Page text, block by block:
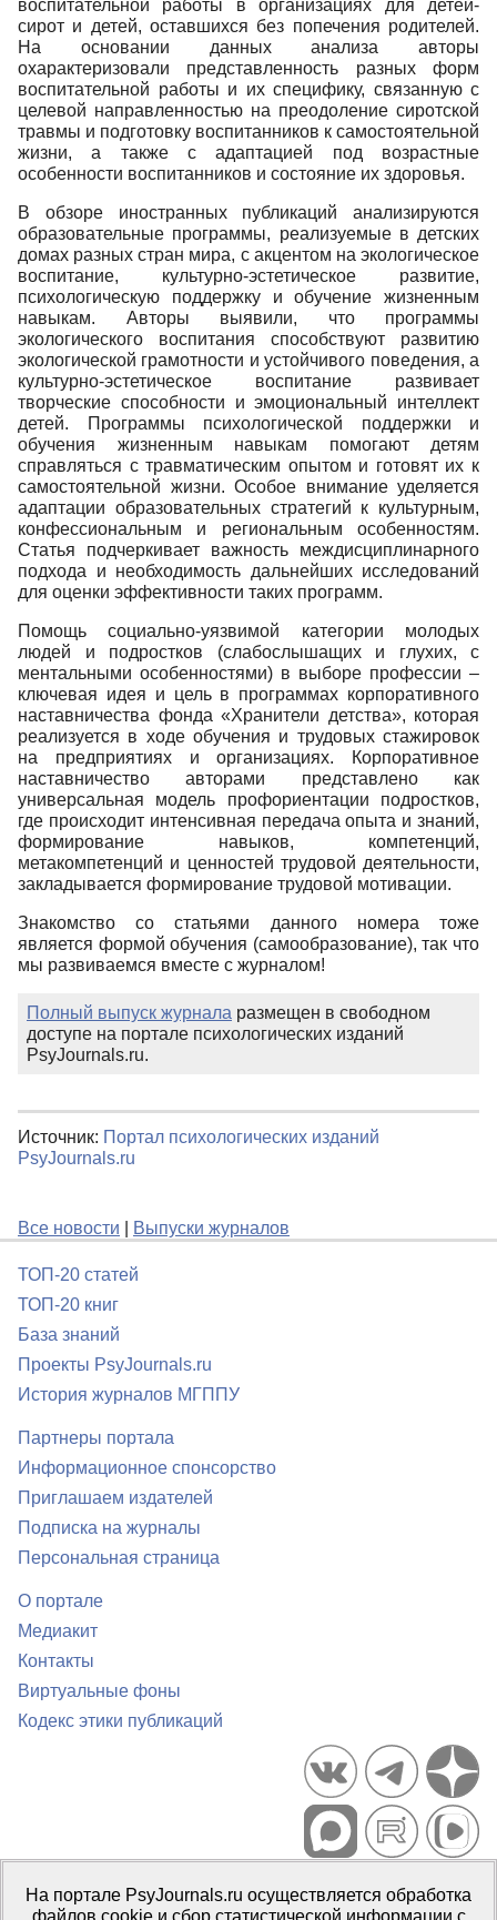
воспитательной работы в организациях для детей-
сирот и детей, оставшихся без попечения родителей.
На основании данных анализа авторы
охарактеризовали представленность разных форм
воспитательной работы и их специфику, связанную с
целевой направленностью на преодоление сиротской
травмы и подготовку воспитанников к самостоятельной
жизни, а также с адаптацией под возрастные
особенности воспитанников и состояние их здоровья.
В обзоре иностранных публикаций анализируются
образовательные программы, реализуемые в детских
домах разных стран мира, с акцентом на экологическое
воспитание, культурно-эстетическое развитие,
психологическую поддержку и обучение жизненным
навыкам. Авторы выявили, что программы
экологического воспитания способствуют развитию
экологической грамотности и устойчивого поведения, а
культурно-эстетическое воспитание развивает
творческие способности и эмоциональный интеллект
детей. Программы психологической поддержки и
обучения жизненным навыкам помогают детям
справляться с травматическим опытом и готовят их к
самостоятельной жизни. Особое внимание уделяется
адаптации образовательных стратегий к культурным,
конфессиональным и региональным особенностям.
Статья подчеркивает важность междисциплинарного
подхода и необходимость дальнейших исследований
для оценки эффективности таких программ.
Помощь социально-уязвимой категории молодых
людей и подростков (слабослышащих и глухих, с
ментальными особенностями) в выборе профессии –
ключевая идея и цель в программах корпоративного
наставничества фонда «Хранители детства», которая
реализуется в ходе обучения и трудовых стажировок
на предприятиях и организациях. Корпоративное
наставничество авторами представлено как
универсальная модель профориентации подростков,
где происходит интенсивная передача опыта и знаний,
формирование навыков, компетенций,
метакомпетенций и ценностей трудовой деятельности,
закладывается формирование трудовой мотивации.
Знакомство со статьями данного номера тоже
является формой обучения (самообразование), так что
мы развиваемся вместе с журналом!
Полный выпуск журнала размещен в свободном
доступе на портале психологических изданий
PsyJournals.ru.
Источник: Портал психологических изданий
PsyJournals.ru
Все новости Выпуски журналов
ТОП-20 статей
ТОП-20 книг
База знаний
Проекты PsyJournals.ru
История журналов МГППУ
Партнеры портала
Информационное спонсорство
Приглашаем издателей
Подписка на журналы
Персональная страница
О портале
Медиакит
Контакты
Виртуальные фоны
Кодекс этики публикаций
Портал психологических изданий PsyJournals.ru, 2007–2026
Правила использования материалов
На портале PsyJournals.ru осуществляется обработка
файлов cookie и сбор статистической информации с